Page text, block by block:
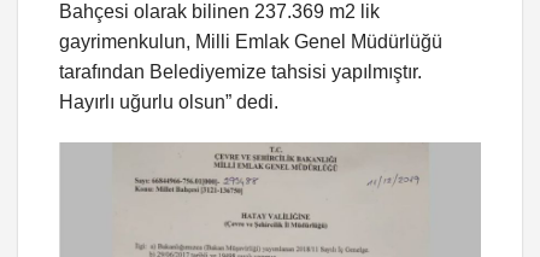
Bahçesi olarak bilinen 237.369 m2 lik
gayrimenkulun, Milli Emlak Genel Müdürlüğü
tarafından Belediyemize tahsisi yapılmıştır.
Hayırlı uğurlu olsun” dedi.